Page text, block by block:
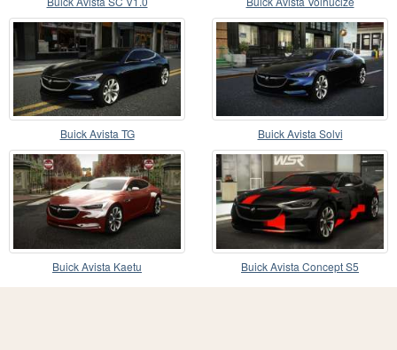
Buick Avista TG Buick Avista Solvi
Buick Avista Kaetu Buick Avista Concept S5